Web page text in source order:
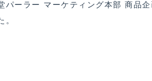
パーラー マーケティング本部 商品